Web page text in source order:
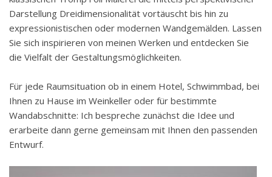
Darstellung Dreidimensionalität vortäuscht bis hin zu
expressionistischen oder modernen Wandgemälden. Lassen
Sie sich inspirieren von meinen Werken und entdecken Sie
die Vielfalt der Gestaltungsmöglichkeiten.
Für jede Raumsituation ob in einem Hotel, Schwimmbad, bei
Ihnen zu Hause im Weinkeller oder für bestimmte
Wandabschnitte: Ich bespreche zunächst die Idee und
erarbeite dann gerne gemeinsam mit Ihnen den passenden
Entwurf.